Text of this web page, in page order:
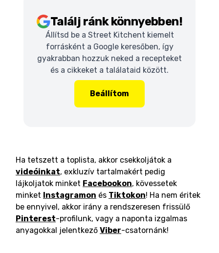
Találj ránk könnyebben!
Állítsd be a Street Kitchent kiemelt
forrásként a Google keresőben, így
gyakrabban hozzuk neked a recepteket
és a cikkeket a találataid között.
Beállítom
Ha tetszett a toplista, akkor csekkoljátok a
videóinkat, exkluzív tartalmakért pedig
lájkoljatok minket Facebookon, kövessetek
minket Instagramon és Tiktokon! Ha nem éritek
be ennyivel, akkor irány a rendszeresen frissülő
Pinterest-profilunk, vagy a naponta izgalmas
anyagokkal jelentkező Viber-csatornánk!